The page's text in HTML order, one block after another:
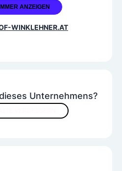
Unternehmens?
ANZEIGEN
WINKLEHNER.AT